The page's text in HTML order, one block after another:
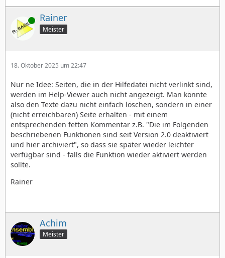
Online Rainer
Meister
18. Oktober 2025 um 22:47
Nur ne Idee: Seiten, die in der Hilfedatei nicht verlinkt sind,
werden im Help-Viewer auch nicht angezeigt. Man könnte
also den Texte dazu nicht einfach löschen, sondern in einer
(nicht erreichbaren) Seite erhalten - mit einem
entsprechenden fetten Kommentar z.B. "Die im Folgenden
beschriebenen Funktionen sind seit Version 2.0 deaktiviert
und hier archiviert", so dass sie später wieder leichter
verfügbar sind - falls die Funktion wieder aktiviert werden
sollte.
Rainer
Achim
Meister